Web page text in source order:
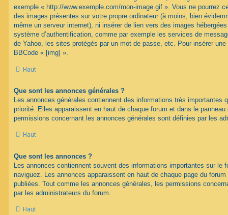
exemple « http://www.exemple.com/mon-image.gif ». Vous ne pourrez
des images présentes sur votre propre ordinateur (à moins, bien
même un serveur internet), ni insérer de lien vers des images
système d’authentification, comme par exemple les services de
de Yahoo, les sites protégés par un mot de passe, etc. Pour insérer
BBCode « [img] ».
Haut
Que sont les annonces générales ?
Les annonces générales contiennent des informations très importantes
priorité. Elles apparaissent en haut de chaque forum et dans le panneau
permissions concernant les annonces générales sont définies par les
Haut
Que sont les annonces ?
Les annonces contiennent souvent des informations importantes sur le
naviguez. Les annonces apparaissent en haut de chaque page du
publiées. Tout comme les annonces générales, les permissions
par les administrateurs du forum.
Haut